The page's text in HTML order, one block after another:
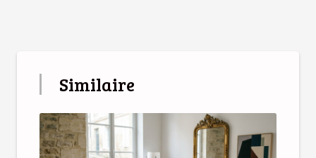
Similaire